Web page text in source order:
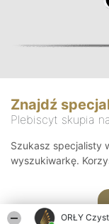
ORŁY
Znajdź
Plebiscyt skupia
Szukasz specjalisty
wyszukiwarkę.